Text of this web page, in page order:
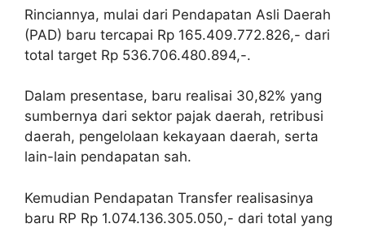
Rinciannya, mulai dari Pendapatan Asli Daerah
(PAD) baru tercapai Rp 165.409.772.826,- dari
total target Rp 536.706.480.894,-.
Dalam presentase, baru realisai 30,82% yang
sumbernya dari sektor pajak daerah, retribusi
daerah, pengelolaan kekayaan daerah, serta
lain-lain pendapatan sah.
Kemudian Pendapatan Transfer realisasinya
baru RP Rp 1.074.136.305.050,- dari total yang